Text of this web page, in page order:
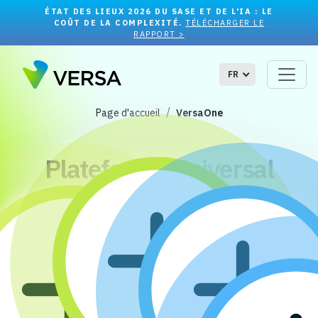
ÉTAT DES LIEUX 2026 DU SASE ET DE L'IA : LE
COÛT DE LA COMPLEXITÉ.TÉLÉCHARGER LE
RAPPORT >
FR
Page d'accueil VersaOne
Plateforme Universal
SASE VersaONE™